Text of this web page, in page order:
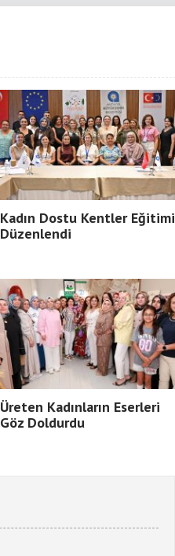
Kadın Dostu Kentler Eğitimi
Düzenlendi
Üreten Kadınların Eserleri
Göz Doldurdu